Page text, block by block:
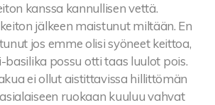
kanssa kannullisen vettä.
jälkeen maistunut miltään. En
jos emme olisi syöneet keittoa,
basilika possu otti taas luulot pois.
ei ollut aistittavissa hillittömän
ruokaan kuuluu vahvat